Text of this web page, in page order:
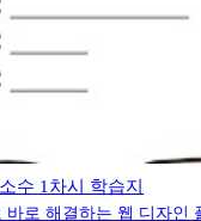
수 1차시 학습지
로 해결하는 웹 디자인